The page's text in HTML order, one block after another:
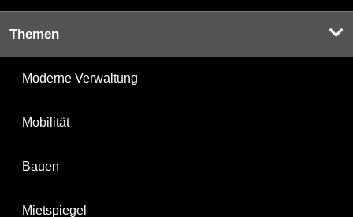
Themen
Moderne Verwaltung
Mobilität
Bauen
Mietspiegel